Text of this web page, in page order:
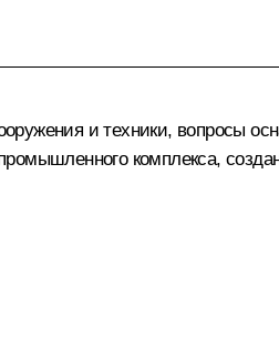
и техники, вопросы
комплекса,